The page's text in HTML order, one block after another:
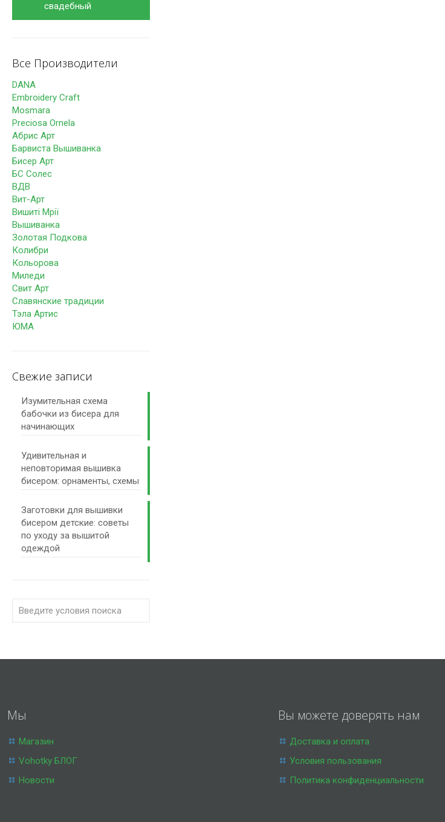
свадебный
Все Производители
DANA
Embroidery Craft
Mosmara
Preciosa Ornela
Абрис Арт
Барвиста Вышиванка
Бисер Арт
БС Солес
ВДВ
Вит-Арт
Вишиті Мрії
Вышиванка
Золотая Подкова
Колибри
Кольорова
Миледи
Свит Арт
Славянские традиции
Тэла Артис
ЮМА
Свежие записи
Изумительная схема
бабочки из бисера для
начинающих
Удивительная и
неповторимая вышивка
бисером: орнаменты, схемы
Заготовки для вышивки
бисером детские: советы
по уходу за вышитой
одеждой
Мы
Магазин
Vohotky БЛОГ
Новости
Вы можете доверять нам
Доставка и оплата
Условия пользования
Политика конфиденциальности